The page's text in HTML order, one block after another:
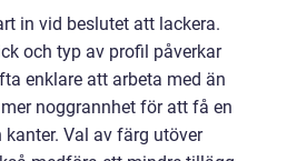
in vid beslutet att lackera.
och typ av profil påverkar
enklare att arbeta med än
noggrannhet för att få en
Val av färg utöver